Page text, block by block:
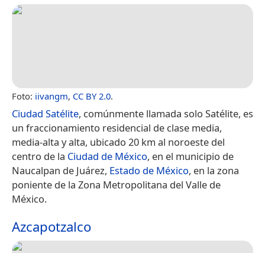
Foto: iivangm, CC BY 2.0.
Ciudad Satélite, comúnmente llamada solo Satélite, es
un fraccionamiento residencial de clase media,
media-alta y alta, ubicado 20 km al noroeste del
centro de la Ciudad de México, en el municipio de
Naucalpan de Juárez, Estado de México, en la zona
poniente de la Zona Metropolitana del Valle de
México.
Azcapotzalco